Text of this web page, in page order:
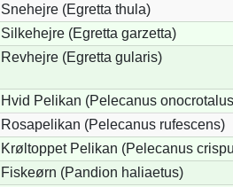
Snehejre (Egretta thula)
Silkehejre (Egretta garzetta)
Revhejre (Egretta gularis)
Hvid Pelikan (Pelecanus
Rosapelikan (Pelecanus rufescens)
Krøltoppet Pelikan (Pelecanus
Fiskeørn (Pandion haliaetus)